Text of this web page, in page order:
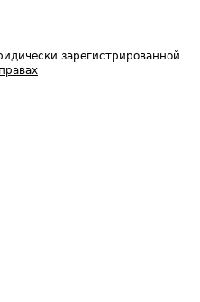
зарегистрированной